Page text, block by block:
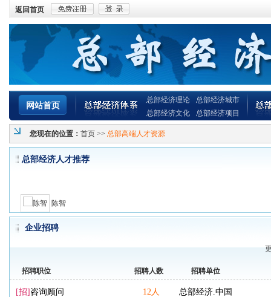
返回首页
网站首页
总部经济理论
总部经济文化
总部经济城市
总部经济项目
您现在的位置： 首页 >> 总部高端人才资源
总部经济人才推荐
陈智
企业招聘
招聘职位 招聘人数 招聘单位
[招] 咨询顾问 12人
总部经济.中国